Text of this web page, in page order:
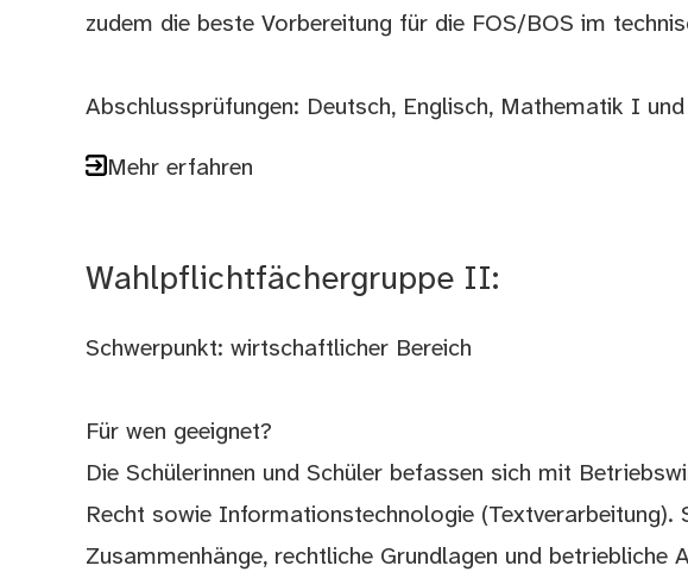
zudem die beste Vorbereitung für die FOS/BOS im
Abschlussprüfungen: Deutsch, Englisch, Mathematik I und
Mehr erfahren
Wahlpflichtfächergruppe II:
Schwerpunkt: wirtschaftlicher Bereich
Für wen geeignet?
Die Schülerinnen und Schüler befassen sich mit
Recht sowie Informationstechnologie (Textverarbeitung).
Zusammenhänge, rechtliche Grundlagen und betriebliche